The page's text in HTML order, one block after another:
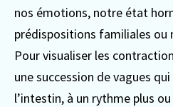
nos émotions, notre état
prédispositions familiales ou
Pour visualiser les
une succession de vagues
l’intestin, à un rythme plus